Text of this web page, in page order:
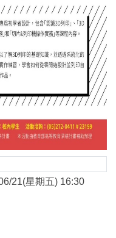
21(星期五) 16:30